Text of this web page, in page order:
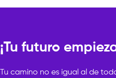
[…]
¡Tu futuro
Tu camino no es igual al de